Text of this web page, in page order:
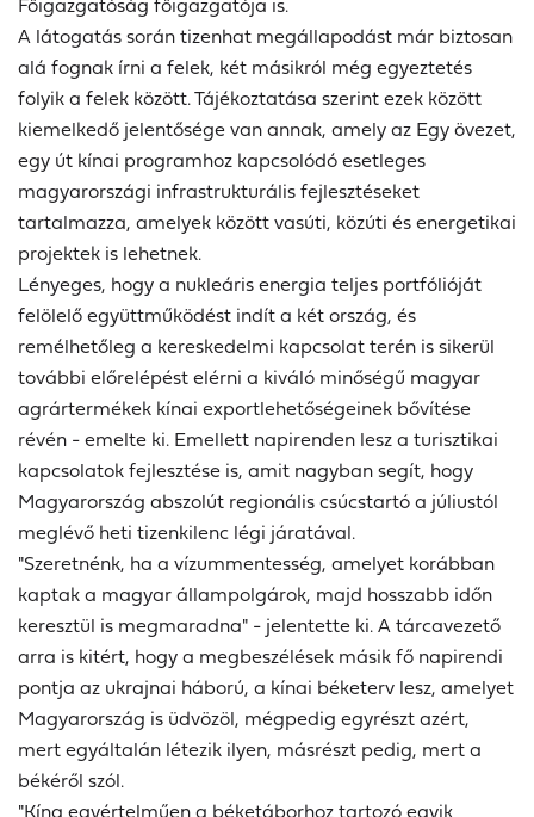
A látogatás során tizenhat megállapodást már biztosan
alá fognak írni a felek, két másikról még egyeztetés
folyik a felek között. Tájékoztatása szerint ezek között
kiemelkedő jelentősége van annak, amely az Egy övezet,
egy út kínai programhoz kapcsolódó esetleges
magyarországi infrastrukturális fejlesztéseket
tartalmazza, amelyek között vasúti, közúti és energetikai
projektek is lehetnek.
Lényeges, hogy a nukleáris energia teljes portfólióját
felölelő együttműködést indít a két ország, és
remélhetőleg a kereskedelmi kapcsolat terén is sikerül
további előrelépést elérni a kiváló minőségű magyar
agrártermékek kínai exportlehetőségeinek bővítése
révén - emelte ki. Emellett napirenden lesz a turisztikai
kapcsolatok fejlesztése is, amit nagyban segít, hogy
Magyarország abszolút regionális csúcstartó a júliustól
meglévő heti tizenkilenc légi járatával.
"Szeretnénk, ha a vízummentesség, amelyet korábban
kaptak a magyar állampolgárok, majd hosszabb időn
keresztül is megmaradna" - jelentette ki. A tárcavezető
arra is kitért, hogy a megbeszélések másik fő napirendi
pontja az ukrajnai háború, a kínai béketerv lesz, amelyet
Magyarország is üdvözöl, mégpedig egyrészt azért,
mert egyáltalán létezik ilyen, másrészt pedig, mert a
békéről szól.